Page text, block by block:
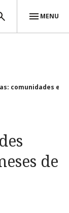
MENU
comunidades
de